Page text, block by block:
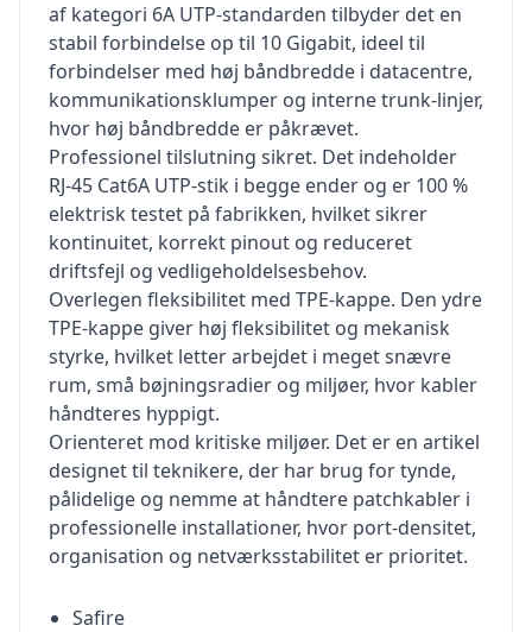
af kategori 6A UTP-standarden tilbyder det en
stabil forbindelse op til 10 Gigabit, ideel til
forbindelser med høj båndbredde i datacentre,
kommunikationsklumper og interne trunk-linjer,
hvor høj båndbredde er påkrævet.
Professionel tilslutning sikret. Det indeholder
RJ-45 Cat6A UTP-stik i begge ender og er 100 %
elektrisk testet på fabrikken, hvilket sikrer
kontinuitet, korrekt pinout og reduceret
driftsfejl og vedligeholdelsesbehov.
Overlegen fleksibilitet med TPE-kappe. Den ydre
TPE-kappe giver høj fleksibilitet og mekanisk
styrke, hvilket letter arbejdet i meget snævre
rum, små bøjningsradier og miljøer, hvor kabler
håndteres hyppigt.
Orienteret mod kritiske miljøer. Det er en artikel
designet til teknikere, der har brug for tynde,
pålidelige og nemme at håndtere patchkabler i
professionelle installationer, hvor port-densitet,
organisation og netværksstabilitet er prioritet.
Safire